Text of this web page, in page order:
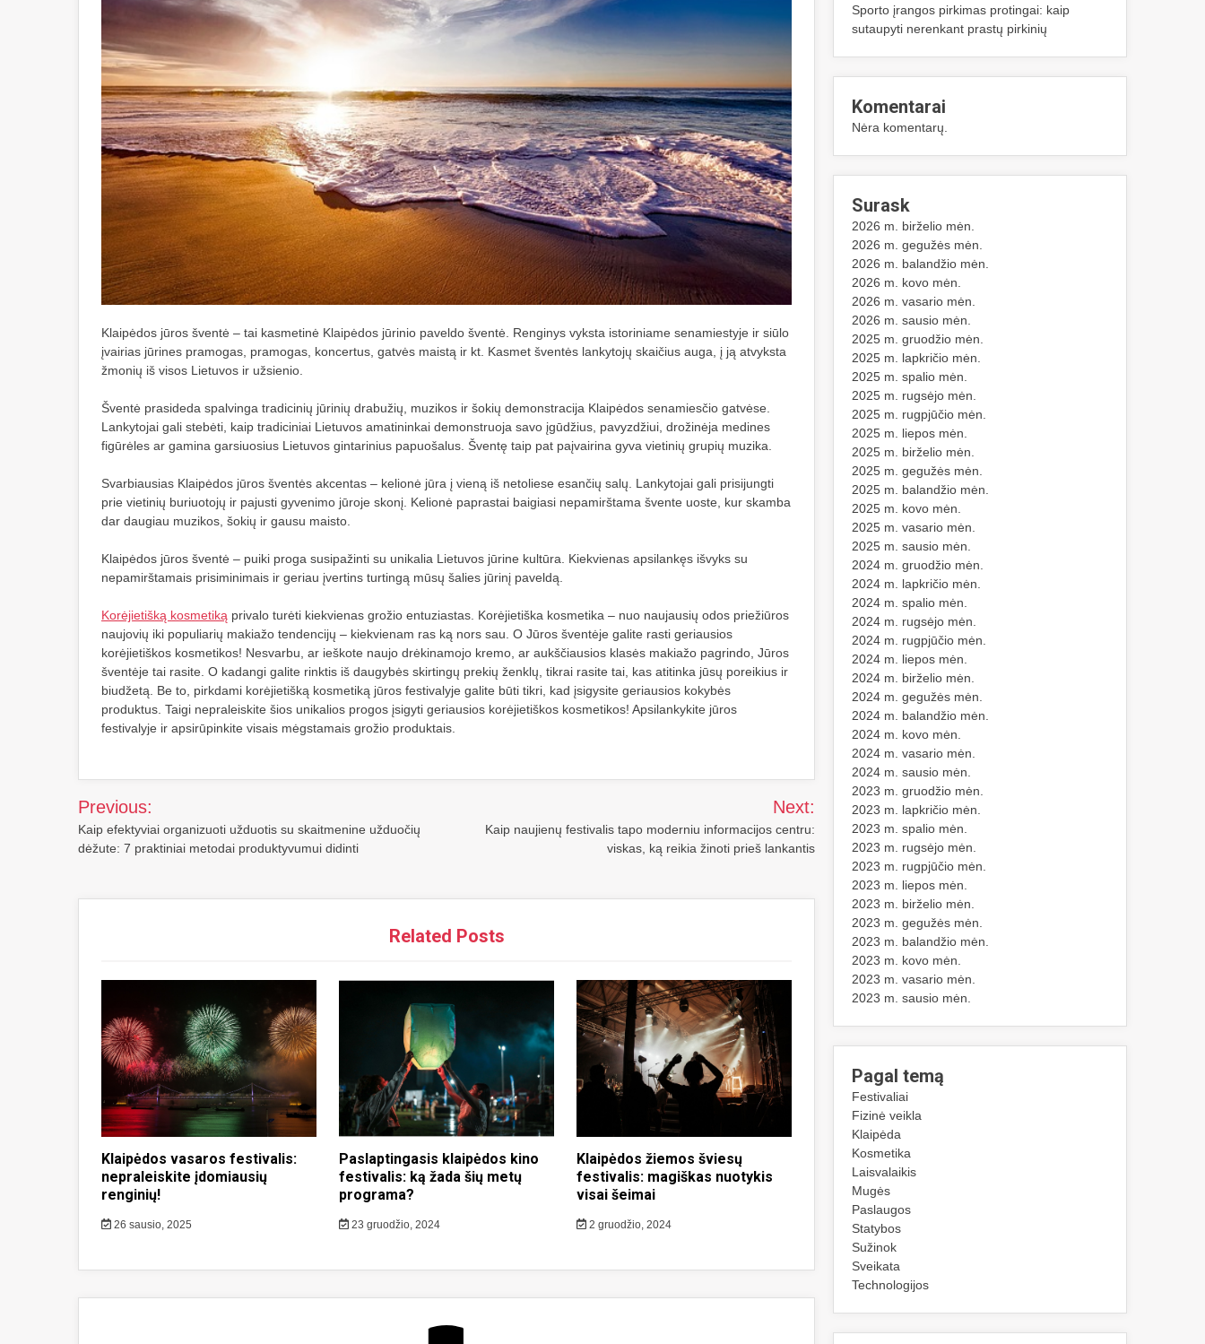
Klaipėdos jūros šventė – tai kasmetinė Klaipėdos jūrinio paveldo šventė. Renginys vyksta istoriniame senamiestyje ir siūlo
įvairias jūrines pramogas, pramogas, koncertus, gatvės maistą ir kt. Kasmet šventės lankytojų skaičius auga, į ją atvyksta
žmonių iš visos Lietuvos ir užsienio.
Šventė prasideda spalvinga tradicinių jūrinių drabužių, muzikos ir šokių demonstracija Klaipėdos senamiesčio gatvėse.
Lankytojai gali stebėti, kaip tradiciniai Lietuvos amatininkai demonstruoja savo įgūdžius, pavyzdžiui, drožinėja medines
figūrėles ar gamina garsiuosius Lietuvos gintarinius papuošalus. Šventę taip pat paįvairina gyva vietinių grupių muzika.
Svarbiausias Klaipėdos jūros šventės akcentas – kelionė jūra į vieną iš netoliese esančių salų. Lankytojai gali prisijungti
prie vietinių buriuotojų ir pajusti gyvenimo jūroje skonį. Kelionė paprastai baigiasi nepamirštama švente uoste, kur skamba
dar daugiau muzikos, šokių ir gausu maisto.
Klaipėdos jūros šventė – puiki proga susipažinti su unikalia Lietuvos jūrine kultūra. Kiekvienas apsilankęs išvyks su
nepamirštamais prisiminimais ir geriau įvertins turtingą mūsų šalies jūrinį paveldą.
Korėjietišką kosmetiką privalo turėti kiekvienas grožio entuziastas. Korėjietiška kosmetika – nuo naujausių odos priežiūros
naujovių iki populiarių makiažo tendencijų – kiekvienam ras ką nors sau. O Jūros šventėje galite rasti geriausios
korėjietiškos kosmetikos! Nesvarbu, ar ieškote naujo drėkinamojo kremo, ar aukščiausios klasės makiažo pagrindo, Jūros
šventėje tai rasite. O kadangi galite rinktis iš daugybės skirtingų prekių ženklų, tikrai rasite tai, kas atitinka jūsų poreikius ir
biudžetą. Be to, pirkdami korėjietišką kosmetiką jūros festivalyje galite būti tikri, kad įsigysite geriausios kokybės
produktus. Taigi nepraleiskite šios unikalios progos įsigyti geriausios korėjietiškos kosmetikos! Apsilankykite jūros
festivalyje ir apsirūpinkite visais mėgstamais grožio produktais.
Navigacija
tarp
Previous:
Kaip efektyviai organizuoti užduotis su skaitmenine užduočių
dėžute: 7 praktiniai metodai produktyvumui didinti
Next:
Kaip naujienų festivalis tapo moderniu informacijos centru:
viskas, ką reikia žinoti prieš lankantis
Related Posts
Klaipėdos vasaros festivalis:
nepraleiskite įdomiausių
renginių!
26 sausio, 2025
Paslaptingasis klaipėdos kino
festivalis: ką žada šių metų
programa?
23 gruodžio, 2024
Klaipėdos žiemos šviesų
festivalis: magiškas nuotykis
visai šeimai
2 gruodžio, 2024
Sporto įrangos pirkimas protingai: kaip
sutaupyti nerenkant prastų pirkinių
Komentarai
Nėra komentarų.
Surask
2026 m. birželio mėn.
2026 m. gegužės mėn.
2026 m. balandžio mėn.
2026 m. kovo mėn.
2026 m. vasario mėn.
2026 m. sausio mėn.
2025 m. gruodžio mėn.
2025 m. lapkričio mėn.
2025 m. spalio mėn.
2025 m. rugsėjo mėn.
2025 m. rugpjūčio mėn.
2025 m. liepos mėn.
2025 m. birželio mėn.
2025 m. gegužės mėn.
2025 m. balandžio mėn.
2025 m. kovo mėn.
2025 m. vasario mėn.
2025 m. sausio mėn.
2024 m. gruodžio mėn.
2024 m. lapkričio mėn.
2024 m. spalio mėn.
2024 m. rugsėjo mėn.
2024 m. rugpjūčio mėn.
2024 m. liepos mėn.
2024 m. birželio mėn.
2024 m. gegužės mėn.
2024 m. balandžio mėn.
2024 m. kovo mėn.
2024 m. vasario mėn.
2024 m. sausio mėn.
2023 m. gruodžio mėn.
2023 m. lapkričio mėn.
2023 m. spalio mėn.
2023 m. rugsėjo mėn.
2023 m. rugpjūčio mėn.
2023 m. liepos mėn.
2023 m. birželio mėn.
2023 m. gegužės mėn.
2023 m. balandžio mėn.
2023 m. kovo mėn.
2023 m. vasario mėn.
2023 m. sausio mėn.
Pagal temą
Festivaliai
Fizinė veikla
Klaipėda
Kosmetika
Laisvalaikis
Mugės
Paslaugos
Statybos
Sužinok
Sveikata
Technologijos